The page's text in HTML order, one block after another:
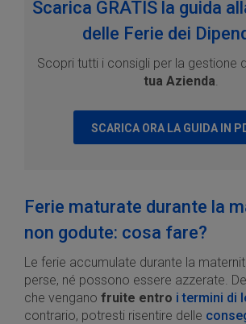
Scarica GRATIS la guida
delle Ferie dei
Scopri tutti i consigli per la gestione
tua Azienda.
SCARICA ORA LA GUIDA IN
Ferie maturate durante la
non godute: cosa fare?
Le ferie accumulate durante la
perse, né possono essere azzerate.
che vengano fruite entro i termini di
contrario, potresti risentire delle